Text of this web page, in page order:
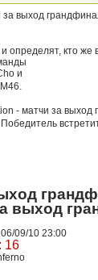
кто же
и
09/10 23:00
16